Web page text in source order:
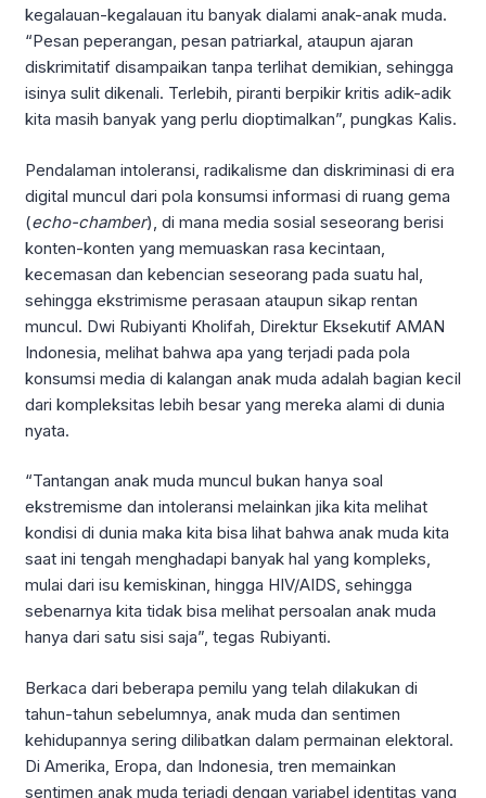
kegalauan-kegalauan itu banyak dialami anak-anak muda.
“Pesan peperangan, pesan patriarkal, ataupun ajaran
diskrimitatif disampaikan tanpa terlihat demikian, sehingga
isinya sulit dikenali. Terlebih, piranti berpikir kritis adik-adik
kita masih banyak yang perlu dioptimalkan”, pungkas Kalis.
Pendalaman intoleransi, radikalisme dan diskriminasi di era
digital muncul dari pola konsumsi informasi di ruang gema
(echo-chamber), di mana media sosial seseorang berisi
konten-konten yang memuaskan rasa kecintaan,
kecemasan dan kebencian seseorang pada suatu hal,
sehingga ekstrimisme perasaan ataupun sikap rentan
muncul. Dwi Rubiyanti Kholifah, Direktur Eksekutif AMAN
Indonesia, melihat bahwa apa yang terjadi pada pola
konsumsi media di kalangan anak muda adalah bagian kecil
dari kompleksitas lebih besar yang mereka alami di dunia
nyata.
“Tantangan anak muda muncul bukan hanya soal
ekstremisme dan intoleransi melainkan jika kita melihat
kondisi di dunia maka kita bisa lihat bahwa anak muda kita
saat ini tengah menghadapi banyak hal yang kompleks,
mulai dari isu kemiskinan, hingga HIV/AIDS, sehingga
sebenarnya kita tidak bisa melihat persoalan anak muda
hanya dari satu sisi saja”, tegas Rubiyanti.
Berkaca dari beberapa pemilu yang telah dilakukan di
tahun-tahun sebelumnya, anak muda dan sentimen
kehidupannya sering dilibatkan dalam permainan elektoral.
Di Amerika, Eropa, dan Indonesia, tren memainkan
sentimen anak muda terjadi dengan variabel identitas yang